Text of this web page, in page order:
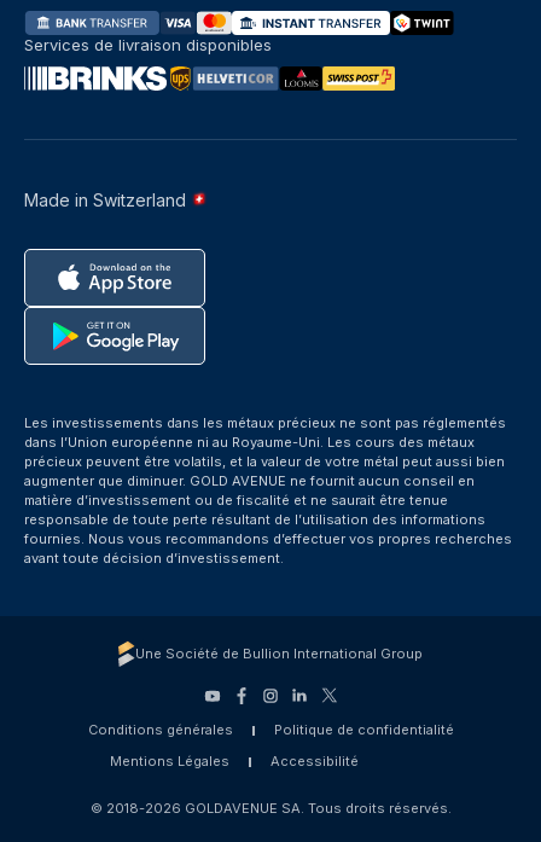
Made in Switzerland
Services de livraison disponibles
Les investissements dans les métaux précieux ne sont pas réglementés
dans l’Union européenne ni au Royaume-Uni. Les cours des métaux
précieux peuvent être volatils, et la valeur de votre métal peut aussi bien
augmenter que diminuer. GOLD AVENUE ne fournit aucun conseil en
matière d’investissement ou de fiscalité et ne saurait être tenue
responsable de toute perte résultant de l’utilisation des informations
fournies. Nous vous recommandons d’effectuer vos propres recherches
avant toute décision d’investissement.
Une Société de Bullion International Group
Conditions générales
Politique de confidentialité
Mentions Légales
Accessibilité
© 2018-2026 GOLDAVENUE SA. Tous droits réservés.